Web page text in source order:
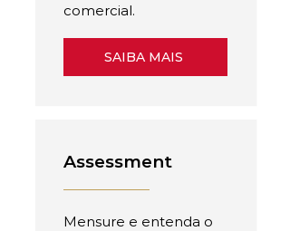
comercial.
SAIBA MAIS
Assessment
Mensure e entenda o